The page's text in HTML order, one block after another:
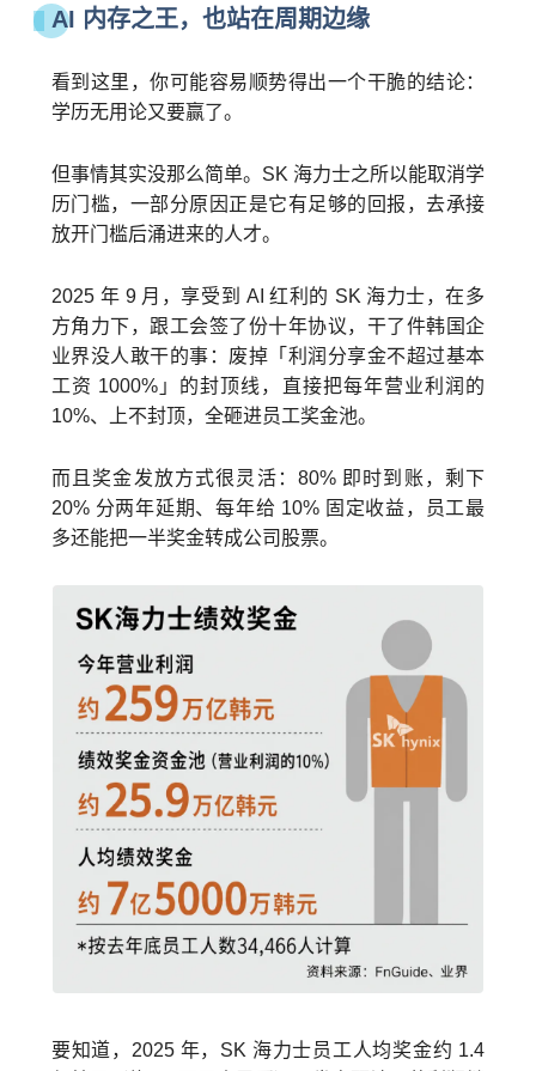
1 AI 内存之王，也站在周期边缘
看到这里，你可能容易顺势得出一个干脆的结论：
学历无用论又要赢了。
但事情其实没那么简单。SK 海力士之所以能取消学
历门槛，一部分原因正是它有足够的回报，去承接
放开门槛后涌进来的人才。
2025 年 9 月，享受到 AI 红利的 SK 海力士，在多
方角力下，跟工会签了份十年协议，干了件韩国企
业界没人敢干的事：废掉「利润分享金不超过基本
工资 1000%」的封顶线，直接把每年营业利润的
10%、上不封顶，全砸进员工奖金池。
而且奖金发放方式很灵活：80% 即时到账，剩下
20% 分两年延期、每年给 10% 固定收益，员工最
多还能把一半奖金转成公司股票。
要知道，2025 年，SK 海力士员工人均奖金约 1.4